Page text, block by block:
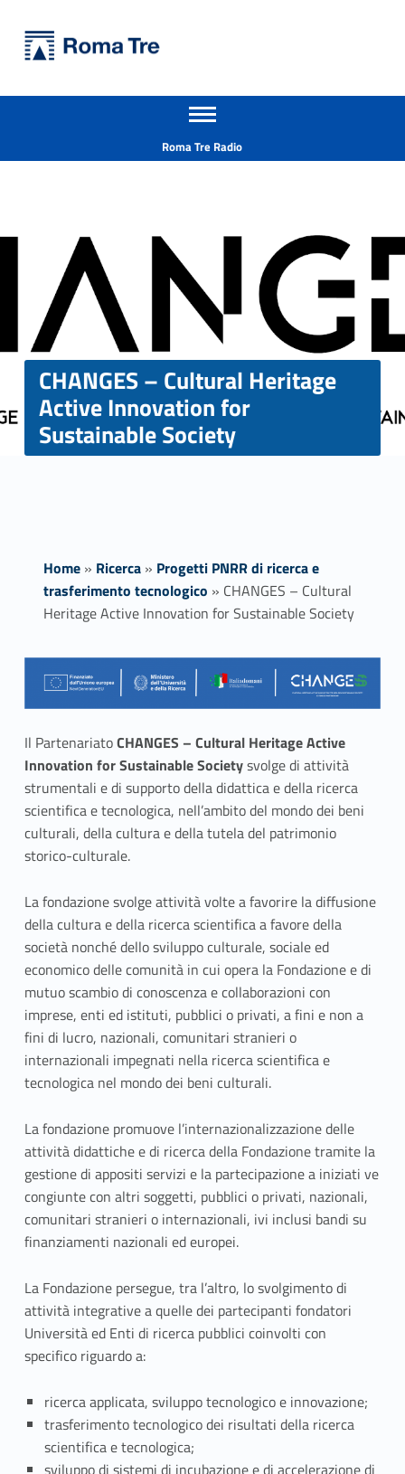
Apri il menu secondario
Roma Tre Radio
CHANGES – Cultural Heritage
Active Innovation for
Sustainable Society
Home» Ricerca» Progetti PNRR di ricerca e
trasferimento tecnologico » CHANGES – Cultural
Heritage Active Innovation for Sustainable Society
H
A
N
G
E
S
–
C
u
l
t
r
a
l
H
e
r
i
t
a
Il PartenariatoCHANGES – Cultural Heritage Active
Innovation for Sustainable Societysvolge di attività
strumentali e di supporto della didattica e della ricerca
scientifica e tecnologica, nell’ambito del mondo dei beni
culturali, della cultura e della tutela del patrimonio
storico-culturale.
La fondazione svolge attività volte a favorire la diffusione
della cultura e della ricerca scientifica a favore della
società nonché dello sviluppo culturale, sociale ed
economico delle comunità in cui opera la Fondazione e di
mutuo scambio di conoscenza e collaborazioni con
imprese, enti ed istituti, pubblici o privati, a fini e non a
fini di lucro, nazionali, comunitari stranieri o
internazionali impegnati nella ricerca scientifica e
tecnologica nel mondo dei beni culturali.
La fondazione promuove l’internazionalizzazione delle
attività didattiche e di ricerca della Fondazione tramite la
gestione di appositi servizi e la partecipazione a iniziati ve
congiunte con altri soggetti, pubblici o privati, nazionali,
comunitari stranieri o internazionali, ivi inclusi bandi su
finanziamenti nazionali ed europei.
La Fondazione persegue, tra l’altro, lo svolgimento di
attività integrative a quelle dei partecipanti fondatori
Università ed Enti di ricerca pubblici coinvolti con
specifico riguardo a:
ricerca applicata, sviluppo tecnologico e innovazione;
trasferimento tecnologico dei risultati della ricerca
scientifica e tecnologica;
sviluppo di sistemi di incubazione e di accelerazione di